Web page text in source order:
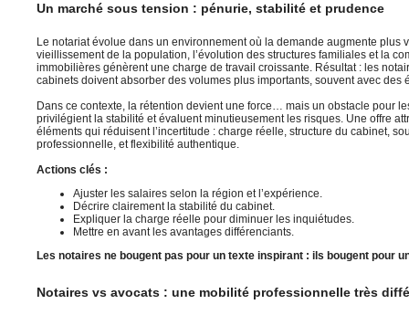
Un marché sous tension : pénurie, stabilité et prudence
Le notariat évolue dans un environnement où la demande augmente plus
vieillissement de la population, l’évolution des structures familiales et la
immobilières génèrent une charge de travail croissante. Résultat : les
cabinets doivent absorber des volumes plus importants, souvent avec des
Dans ce contexte, la rétention devient une force… mais un obstacle pour
privilégient la stabilité et évaluent minutieusement les risques. Une offre
éléments qui réduisent l’incertitude : charge réelle, structure du cabinet,
professionnelle, et flexibilité authentique.
Actions clés :
Ajuster les salaires selon la région et l’expérience.
Décrire clairement la stabilité du cabinet.
Expliquer la charge réelle pour diminuer les inquiétudes.
Mettre en avant les avantages différenciants.
Les notaires ne bougent pas pour un texte inspirant : ils bougent pour
Notaires vs avocats : une mobilité professionnelle très